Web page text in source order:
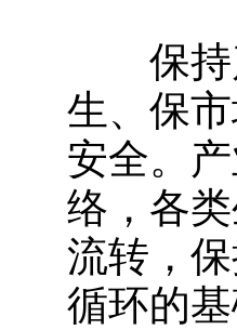
保持产
生、保
安全。
络，各
流转，
循环的